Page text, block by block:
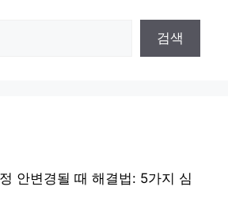
검색
안변경될 때 해결법: 5가지 심